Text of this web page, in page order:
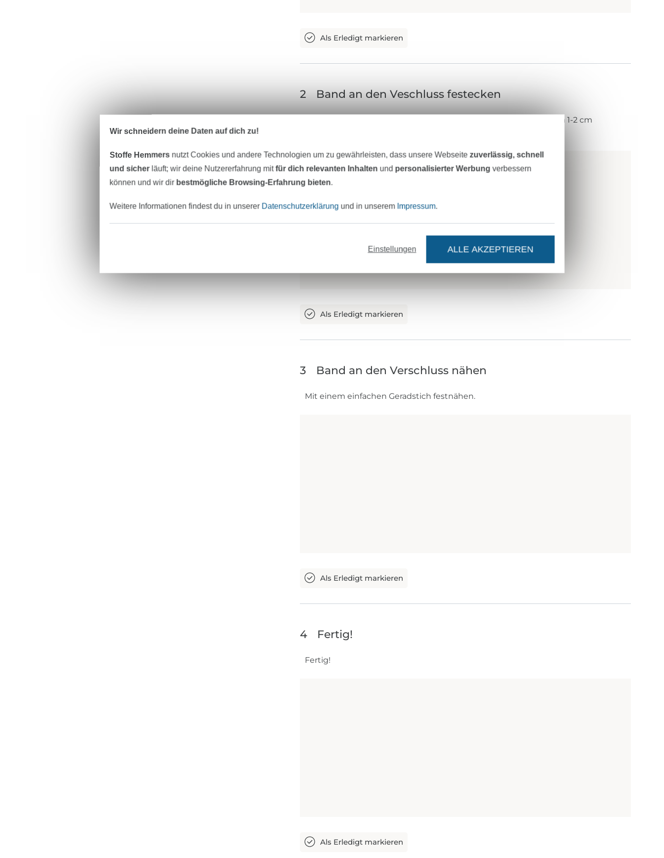
2 Band an den Veschluss festecken
Gummiband an beiden Seiten in den Verschluss ziehen und etwa 1-2 cm
3 Band an den Verschluss nähen
Mit einem einfachen Geradstich festnähen.
4 Fertig!
Fertig!
Wir schneidern deine Daten auf dich zu!
Stoffe Hemmers nutzt Cookies und andere Technologien um zu gewährleisten, dass unsere Webseitezuverlässig, schnell
und sicherläuft; wir deine Nutzererfahrung mitfür dich relevanten Inhalten und personalisierter Werbung verbessern
können und wir dir bestmögliche Browsing-Erfahrung bieten.
Weitere Informationen findest du in unserer Datenschutzerklärung und in unserem Impressum.
Einstellungen ALLE AKZEPTIEREN